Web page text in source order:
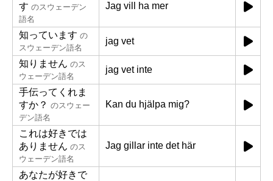
す のスウェーデン
語名
Jag vill ha mer
知っています の
スウェーデン語名
jag vet
知りません のス
ウェーデン語名
jag vet inte
手伝ってくれま
すか？ のスウェー
デン語名
Kan du hjälpa mig?
これは好きでは
ありません のス
ウェーデン語名
Jag gillar inte det här
あなたが好きで